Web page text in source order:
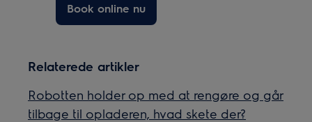
Book online nu
Relaterede artikler
Robotten holder op med at rengøre og går
tilbage til opladeren, hvad skete der?